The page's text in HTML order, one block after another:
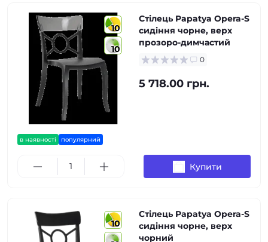
10
10
в наявності популярний
Стілець Papatya Opera-S
сидіння чорне, верх
прозоро-димчастий
0
5 718.00 грн.
Купити
10
Стілець Papatya Opera-S
сидіння чорне, верх
чорний